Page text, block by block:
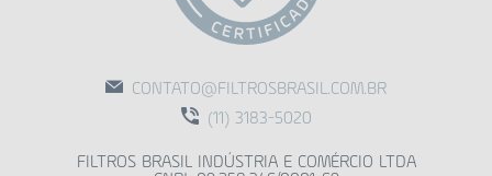
CONTATO@FILTROSBRASIL.COM.BR
(11) 3183-5020
FILTROS BRASIL INDÚSTRIA E COMÉRCIO LTDA